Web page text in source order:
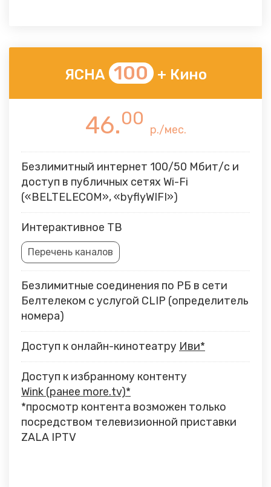
ЯСНА 100 + Кино
46.00
р./мес.
Безлимитный интернет 100/50 Мбит/с и
доступ в публичных сетях Wi-Fi
(«BELTELECOM», «byflyWIFI»)
Интерактивное ТВ
Перечень каналов
Безлимитные соединения по РБ в сети
Белтелеком с услугой CLIP (определитель
номера)
Доступ к онлайн-кинотеатру Иви*
Доступ к избранному контенту
Wink (ранее more.tv)*
*просмотр контента возможен только
посредством телевизионной приставки
ZALA IPTV